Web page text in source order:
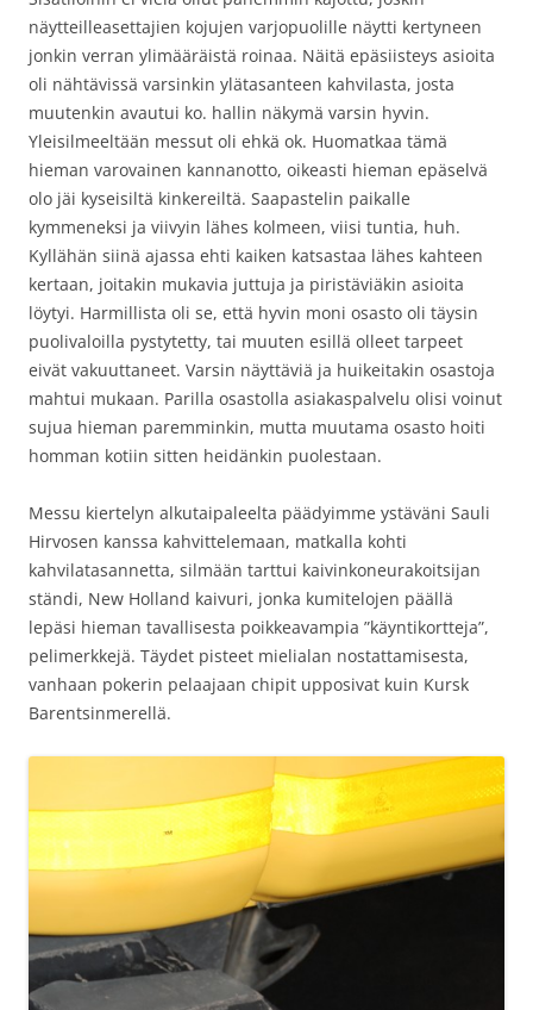
näytteilleasettajien kojujen varjopuolille näytti kertyneen
jonkin verran ylimääräistä roinaa. Näitä epäsiisteys asioita
oli nähtävissä varsinkin ylätasanteen kahvilasta, josta
muutenkin avautui ko. hallin näkymä varsin hyvin.
Yleisilmeeltään messut oli ehkä ok. Huomatkaa tämä
hieman varovainen kannanotto, oikeasti hieman epäselvä
olo jäi kyseisiltä kinkereiltä. Saapastelin paikalle
kymmeneksi ja viivyin lähes kolmeen, viisi tuntia, huh.
Kyllähän siinä ajassa ehti kaiken katsastaa lähes kahteen
kertaan, joitakin mukavia juttuja ja piristäviäkin asioita
löytyi. Harmillista oli se, että hyvin moni osasto oli täysin
puolivaloilla pystytetty, tai muuten esillä olleet tarpeet
eivät vakuuttaneet. Varsin näyttäviä ja huikeitakin osastoja
mahtui mukaan. Parilla osastolla asiakaspalvelu olisi voinut
sujua hieman paremminkin, mutta muutama osasto hoiti
homman kotiin sitten heidänkin puolestaan.
Messu kiertelyn alkutaipaleelta päädyimme ystäväni Sauli
Hirvosen kanssa kahvittelemaan, matkalla kohti
kahvilatasannetta, silmään tarttui kaivinkoneurakoitsijan
ständi, New Holland kaivuri, jonka kumitelojen päällä
lepäsi hieman tavallisesta poikkeavampia ”käyntikortteja”,
pelimerkkejä. Täydet pisteet mielialan nostattamisesta,
vanhaan pokerin pelaajaan chipit upposivat kuin Kursk
Barentsinmerellä.